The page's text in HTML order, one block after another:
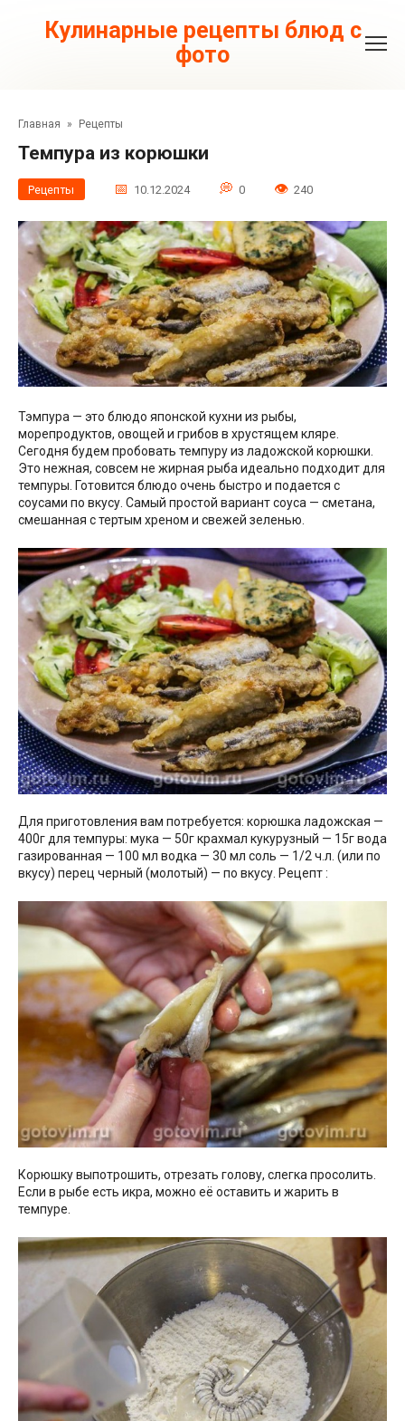
контентуКулинарные рецепты блюд с
фото
Главная » Рецепты
Темпура из корюшки
Рецепты 10.12.2024 0 240
Тэмпура — это блюдо японской кухни из рыбы,
морепродуктов, овощей и грибов в хрустящем кляре.
Сегодня будем пробовать темпуру из ладожской корюшки.
Это нежная, совсем не жирная рыба идеально подходит для
темпуры. Готовится блюдо очень быстро и подается с
соусами по вкусу. Самый простой вариант соуса — сметана,
смешанная с тертым хреном и свежей зеленью.
Для приготовления вам потребуется: корюшка ладожская —
400г для темпуры: мука — 50г крахмал кукурузный — 15г вода
газированная — 100 мл водка — 30 мл соль — 1/2 ч.л. (или по
вкусу) перец черный (молотый) — по вкусу. Рецепт :
Корюшку выпотрошить, отрезать голову, слегка просолить.
Если в рыбе есть икра, можно её оставить и жарить в
темпуре.